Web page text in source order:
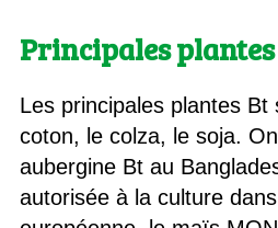
Principales
Les principales plantes
coton, le colza, le soja.
aubergine Bt au
autorisée à la culture dans